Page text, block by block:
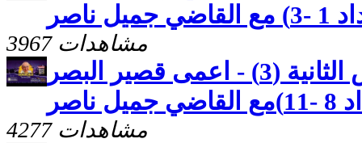
3967 مشاهدات
كنوز مخفيه رسالة بطرس الثانية (3) - اعمى قصير البصر
4277 مشاهدات